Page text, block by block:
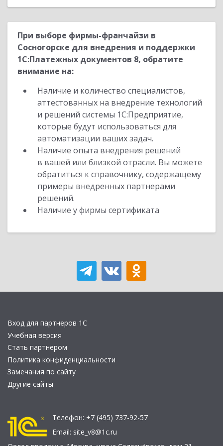
При выборе фирмы-франчайзи в
Сосногорске для внедрения и поддержки
1С:Платежных документов 8, обратите
внимание на:
Наличие и количество специалистов,
аттестованных на внедрение технологий
и решений системы 1С:Предприятие,
которые будут использоваться для
автоматизации ваших задач.
Наличие опыта внедрения решений
в вашей или близкой отрасли. Вы можете
обратиться к справочнику, содержащему
примеры внедренных партнерами
решений.
Наличие у фирмы сертификата
Вход для партнеров 1С
Учебная версия
Стать партнером
Политика конфиденциальности
Замечания по сайту
Другие сайты
Телефон: +7 (495) 737-92-57
Email: site_v8@1c.ru